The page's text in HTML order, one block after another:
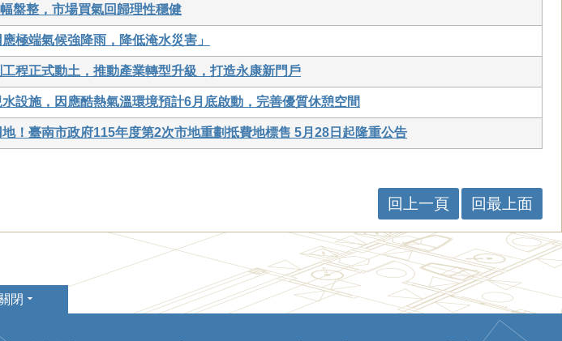
盤整，市場買氣回歸理性穩健
極端氣候強降雨，降低淹水災害」
程正式動土，推動產業轉型升級，打造永康新門戶
設施，因應酷熱氣溫環境預計6月底啟動，完善優質休憩空間
！臺南市政府115年度第2次市地重劃抵費地標售 5月28日起隆重公告
回上一頁 回最上面
閉